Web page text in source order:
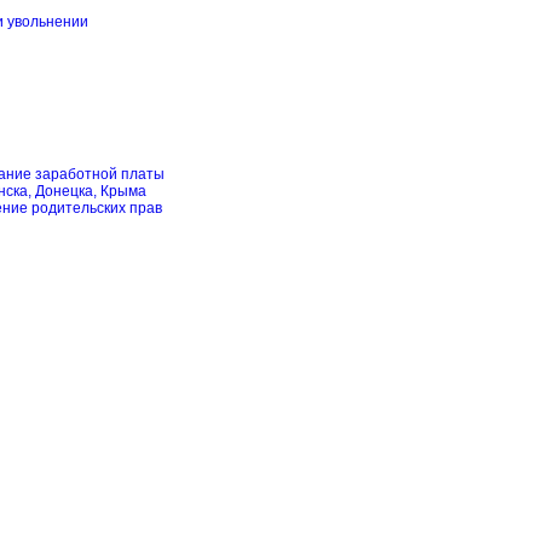
увольнении
заработной платы
Донецка, Крыма
родительских прав